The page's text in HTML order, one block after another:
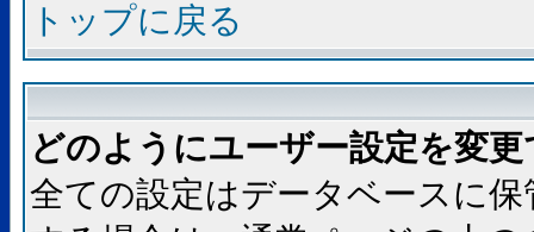
トップに戻る
どのようにユーザー設定を変
全ての設定はデータベースに